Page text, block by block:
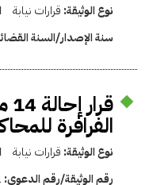
نوع الوثيقة: قرارات نيابة
سنة الإصدار/السنة
الفرافرة
نوع الوثيقة: قرارات نيابة
رقم الوثيقة/رقم الدعوى: